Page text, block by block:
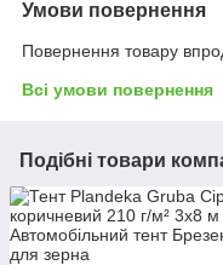
Умови повернення
Повернення товару
Всі умови повернення
Подібні товари